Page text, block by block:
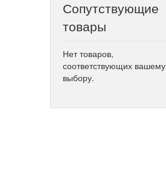
Сопутствующие
товары
Нет товаров,
соответствующих вашему
выбору.